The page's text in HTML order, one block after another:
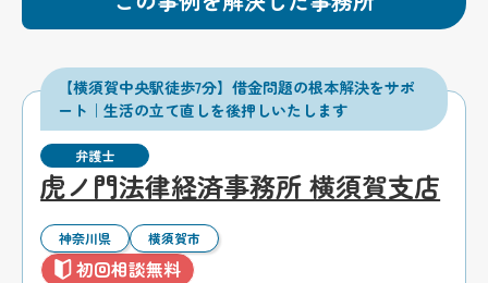
【横須賀中央駅徒歩7分】借金問題の根本解決をサポ
ート｜生活の立て直しを後押しいたします
弁護士
虎ノ門法律経済事務所 横須賀支店
神奈川県 横須賀市
初回相談無料